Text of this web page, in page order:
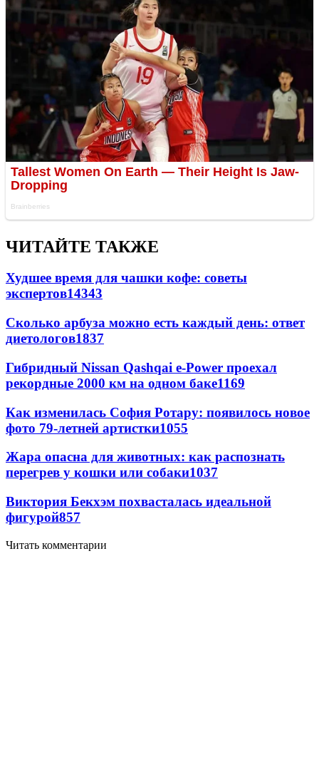
ЧИТАЙТЕ ТАКЖЕ
Худшее время для чашки кофе: советы
экспертов14343
Сколько арбуза можно есть каждый день: ответ
диетологов1837
Гибридный Nissan Qashqai e-Power проехал
рекордные 2000 км на одном баке1169
Как изменилась София Ротару: появилось новое
фото 79-летней артистки1055
Жара опасна для животных: как распознать
перегрев у кошки или собаки1037
Виктория Бекхэм похвасталась идеальной
фигурой857
Читать комментарии